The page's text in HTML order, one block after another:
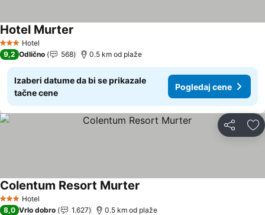
3 Zvezdice
Hotel
Hotel Murter
9,2 Odlično 568 0.5 km od plaže
Izaberi datume da bi se prikazale
tačne cene
Pogledaj cene
Deli
3 Zvezdice
Hotel
Colentum Resort Murter
8,0 Vrlo dobro 1.627 0.5 km od plaže